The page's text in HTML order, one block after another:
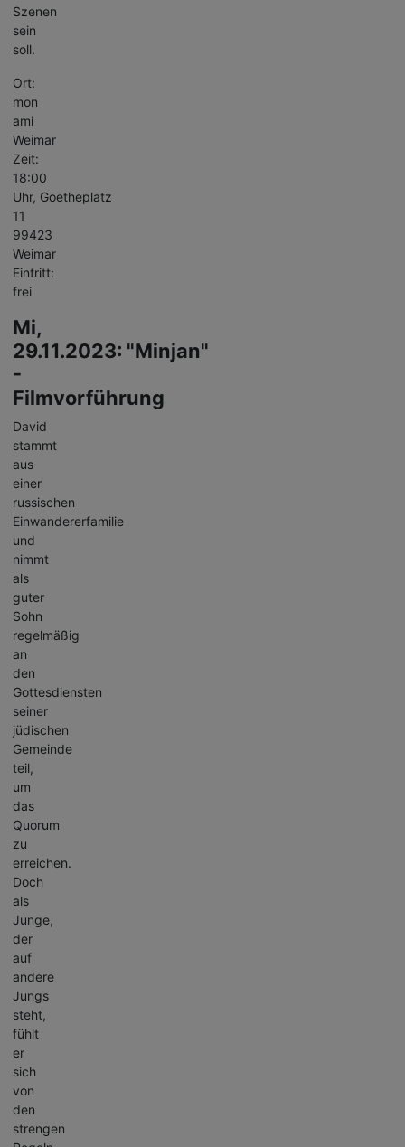
Szenen
sein
soll.
Ort:
mon
ami
Weimar
Zeit:
18:00
Uhr, Goetheplatz
11
99423
Weimar
Eintritt:
frei
Mi,
29.11.2023: "Minjan"
-
Filmvorführung
David
stammt
aus
einer
russischen
Einwandererfamilie
und
nimmt
als
guter
Sohn
regelmäßig
an
den
Gottesdiensten
seiner
jüdischen
Gemeinde
teil,
um
das
Quorum
zu
erreichen.
Doch
als
Junge,
der
auf
andere
Jungs
steht,
fühlt
er
sich
von
den
strengen